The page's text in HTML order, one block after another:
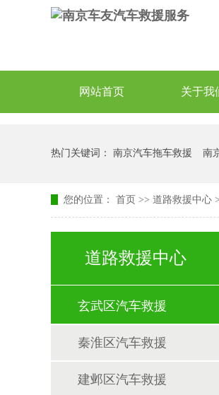
网站首页 关于我
热门关键词： 南京汽车拖车救援 南
您的位置： 首页 >> 道路救援中心
道路救援中心
玄武区汽车救援
秦淮区汽车救援
建邺区汽车救援